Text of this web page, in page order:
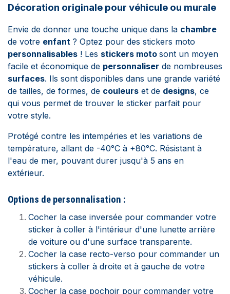
Décoration originale pour véhicule ou murale
Envie de donner une touche unique dans la chambre
de votre enfant ? Optez pour des stickers moto
personnalisables ! Les stickers moto sont un moyen
facile et économique de personnaliser de nombreuses
surfaces. Ils sont disponibles dans une grande variété
de tailles, de formes, de couleurs et de designs, ce
qui vous permet de trouver le sticker parfait pour
votre style.
Protégé contre les intempéries et les variations de
température, allant de -40°C à +80°C. Résistant à
l'eau de mer, pouvant durer jusqu'à 5 ans en
extérieur.
Options de personnalisation :
Cocher la case inversée pour commander votre
sticker à coller à l'intérieur d'une lunette arrière
de voiture ou d'une surface transparente.
Cocher la case recto-verso pour commander un
stickers à coller à droite et à gauche de votre
véhicule.
Cocher la case pochoir pour commander votre